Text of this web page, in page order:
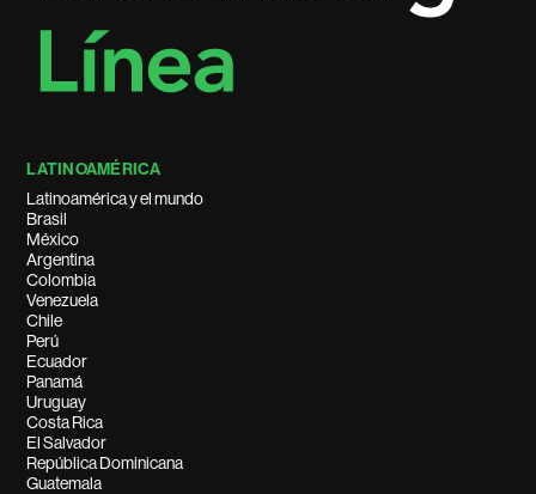
LATINOAMÉRICA
Latinoamérica y el mundo
Brasil
México
Argentina
Colombia
Venezuela
Chile
Perú
Ecuador
Panamá
Uruguay
Costa Rica
El Salvador
República Dominicana
Guatemala